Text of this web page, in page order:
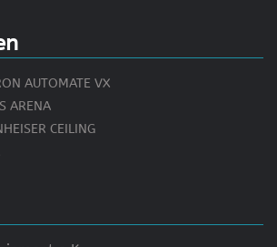
AUTOMATE VX
ARENA
CEILING